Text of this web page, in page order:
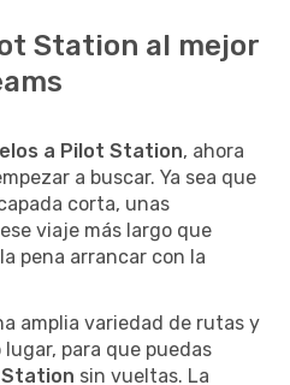
Station al mejor
a Pilot Station, ahora
a buscar. Ya sea que
corta, unas
viaje más largo que
pena arrancar con la
amplia variedad de rutas y
para que puedas
sin vueltas. La